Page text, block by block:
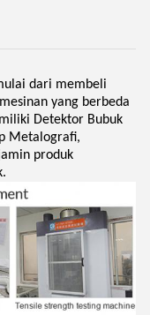
dari membeli
yang berbeda
Detektor Bubuk
Metalografi,
produk